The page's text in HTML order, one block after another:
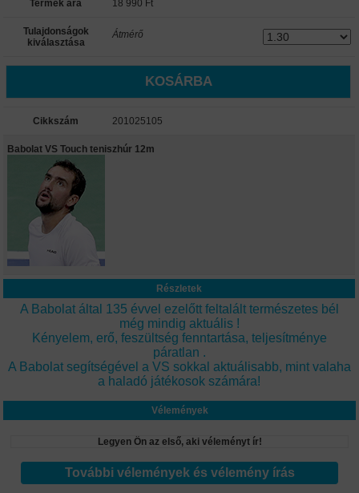
Termék ára 18 990 Ft
Tulajdonságok
kiválasztása
Átmérő
KOSÁRBA
Cikkszám 201025105
Babolat VS Touch teniszhúr 12m
Részletek
A Babolat által 135 évvel ezelőtt feltalált természetes bél
még mindig aktuális !
Kényelem, erő, feszültség fenntartása, teljesítménye
páratlan .
A Babolat segítségével a VS sokkal aktuálisabb, mint valaha
a haladó játékosok számára!
Vélemények
Legyen Ön az első, aki véleményt ír!
További vélemények és vélemény írás